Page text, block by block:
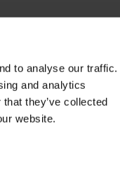
to analyse our traffic.
and analytics
they’ve collected
website.